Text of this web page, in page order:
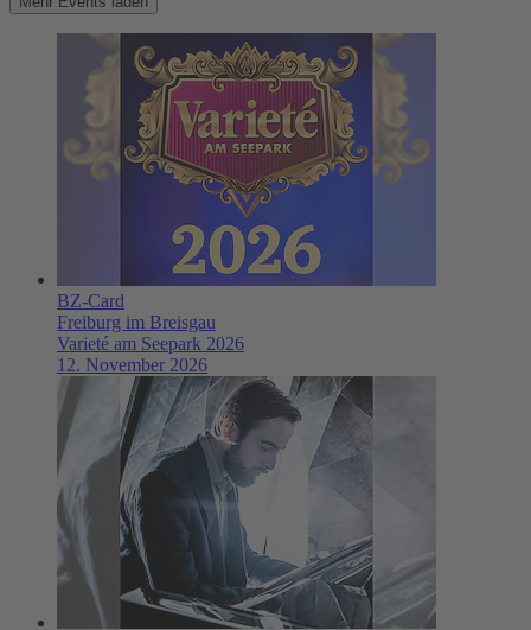
BZ-Card
Freiburg im Breisgau
Varieté am Seepark 2026
12. November 2026